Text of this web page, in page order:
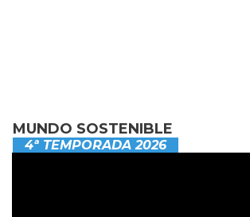
MUNDO SOSTENIBLE
4ª TEMPORADA 2026